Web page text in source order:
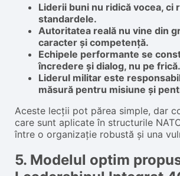
Liderii buni nu ridică vocea, ci
standardele.
Autoritatea reală nu vine din
caracter și competență.
Echipele performante se
încredere și dialog, nu pe frică.
Liderul militar este
măsură pentru misiune și
Aceste lecții pot părea simple, dar
care sunt aplicate în structurile
între o organizație robustă și una
5. Modelul optim